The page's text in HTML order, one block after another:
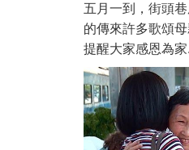
五月一到，街頭
的傳來許多歌頌母
提醒大家感恩為家